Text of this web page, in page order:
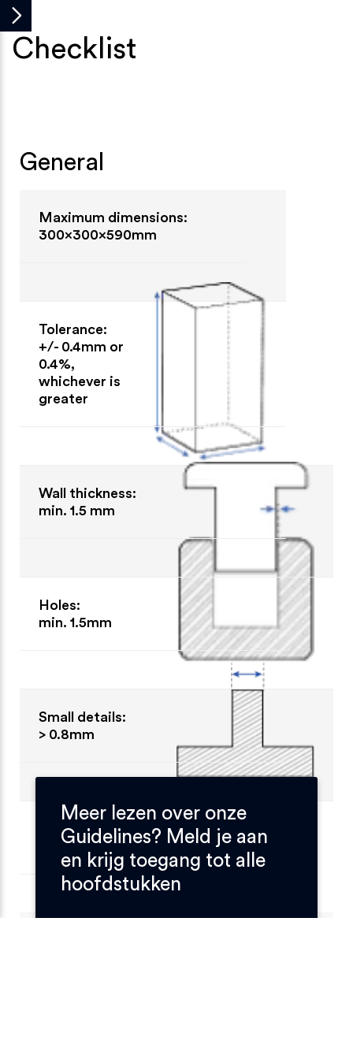
Checklist
General
Maximum dimensions:
300x300x590mm
Tolerance:
+/- 0.4mm or
0.4%,
whichever is
greater
Wall thickness:
min. 1.5 mm
Holes:
min. 1.5mm
Small details:
> 0.8mm
No internal
cavities
Meer lezen over onze
Guidelines? Meld je aan
en krijg toegang tot alle
hoofdstukken